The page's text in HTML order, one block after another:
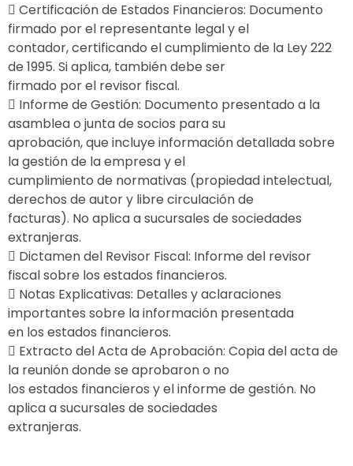
 Certificación de Estados Financieros: Documento
firmado por el representante legal y el
contador, certificando el cumplimiento de la Ley 222
de 1995. Si aplica, también debe ser
firmado por el revisor fiscal.
 Informe de Gestión: Documento presentado a la
asamblea o junta de socios para su
aprobación, que incluye información detallada sobre
la gestión de la empresa y el
cumplimiento de normativas (propiedad intelectual,
derechos de autor y libre circulación de
facturas). No aplica a sucursales de sociedades
extranjeras.
 Dictamen del Revisor Fiscal: Informe del revisor
fiscal sobre los estados financieros.
 Notas Explicativas: Detalles y aclaraciones
importantes sobre la información presentada
en los estados financieros.
 Extracto del Acta de Aprobación: Copia del acta de
la reunión donde se aprobaron o no
los estados financieros y el informe de gestión. No
aplica a sucursales de sociedades
extranjeras.